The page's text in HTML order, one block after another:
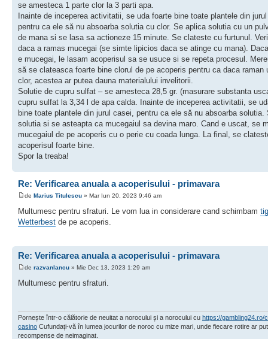
se amesteca 1 parte clor la 3 parti apa.
Inainte de inceperea activitatii, se uda foarte bine toate plantele din
pentru ca ele să nu absoarba solutia cu clor. Se aplica solutia cu un
de mana si se lasa sa actioneze 15 minute. Se clateste cu furtunul.
daca a ramas mucegai (se simte lipicios daca se atinge cu mana).
e mucegai, le lasam acoperisul sa se usuce si se repeta procesul.
să se clateasca foarte bine clorul de pe acoperis pentru ca daca raman
clor, acestea ar putea dauna materialului invelitorii.
Solutie de cupru sulfat – se amesteca 28,5 gr. (masurare substanta
cupru sulfat la 3,34 l de apa calda. Inainte de inceperea activitatii, se
bine toate plantele din jurul casei, pentru ca ele să nu absoarba solutia.
solutia si se asteapta ca mucegaiul sa devina maro. Cand e uscat, se
mucegaiul de pe acoperis cu o perie cu coada lunga. La final, se
acoperisul foarte bine.
Spor la treaba!
Re: Verificarea anuala a acoperisului - primavara
de Marius Titulescu » Mar Iun 20, 2023 9:46 am
Multumesc pentru sfraturi. Le vom lua in considerare cand schimbam
Wetterbest de pe acoperis.
Re: Verificarea anuala a acoperisului - primavara
de razvanlancu » Mie Dec 13, 2023 1:29 am
Multumesc pentru sfraturi.
Pornește într-o călătorie de neuitat a norocului și a norocului cu https://gambling24.ro/
casino Cufundați-vă în lumea jocurilor de noroc cu mize mari, unde fiecare rotire ar
recompense de neimaginat.